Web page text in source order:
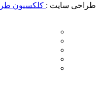
طراحی سایت : کلکسیون